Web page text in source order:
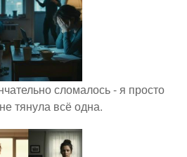
сломалось - я просто
тянула всё одна.